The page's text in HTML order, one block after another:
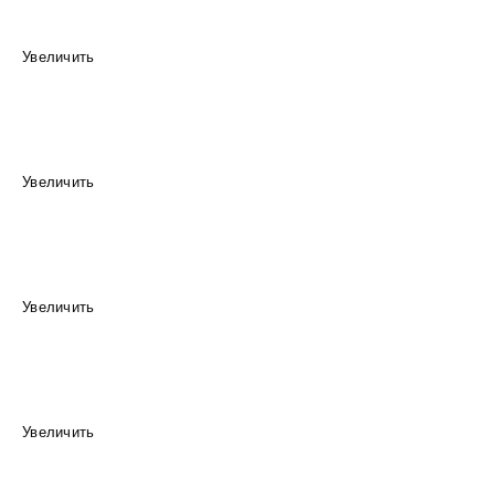
Увеличить
Увеличить
Увеличить
Увеличить